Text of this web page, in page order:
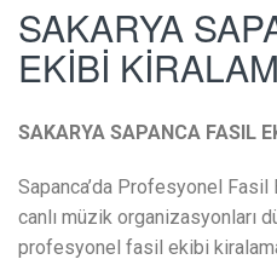
SAKARYA
EKİBİ
SAKARYA SAPANCA FASIL
Sapanca’da Profesyonel Fasil
canlı müzik organizasyonları
profesyonel fasil ekibi